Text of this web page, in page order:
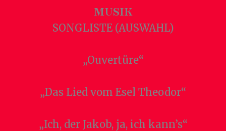
MUSIK
SONGLISTE (AUSWAHL)
„Ouvertüre“
„Das Lied vom Esel Theodor“
„Ich, der Jakob, ja, ich kann’s“